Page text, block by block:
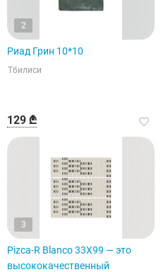
2
Риад Грин 10*10
Тбилиси
129 ₾
3
Pizca-R Blanco 33X99 — это
высококачественный